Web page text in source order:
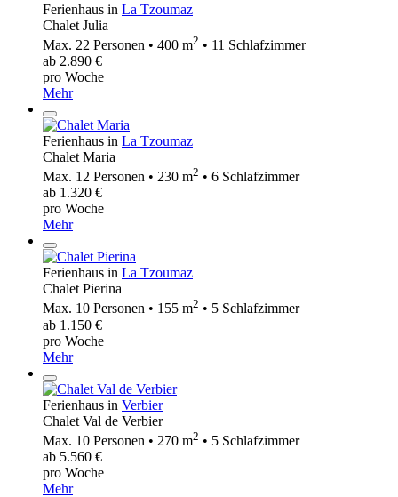
Ferienhaus in La Tzoumaz
Chalet Julia
Max. 22 Personen • 400 m2 • 11 Schlafzimmer
ab 2.890 €
pro Woche
Mehr
Ferienhaus in La Tzoumaz
Chalet Maria
Max. 12 Personen • 230 m2 • 6 Schlafzimmer
ab 1.320 €
pro Woche
Mehr
Ferienhaus in La Tzoumaz
Chalet Pierina
Max. 10 Personen • 155 m2 • 5 Schlafzimmer
ab 1.150 €
pro Woche
Mehr
Ferienhaus in Verbier
Chalet Val de Verbier
Max. 10 Personen • 270 m2 • 5 Schlafzimmer
ab 5.560 €
pro Woche
Mehr